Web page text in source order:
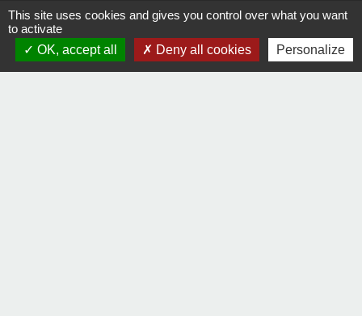
Contact
This site uses cookies and gives you control over what you want
to activate
OK, accept all
Deny all cookies Personalize